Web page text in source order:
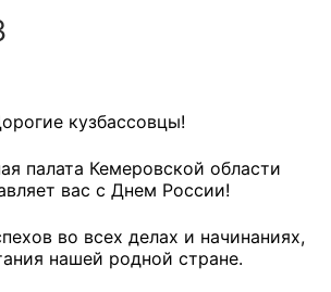
OPKO42@BK.RU
ОБРАТНАЯ СВЯЗЬ
кузбассовцы!
палата Кемеровской области
вас с Днем России!
во всех делах и начинаниях,
нашей родной стране.